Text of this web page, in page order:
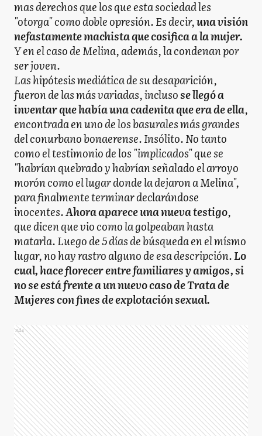
mas derechos que los que esta sociedad les
"otorga" como doble opresión. Es decir,una visión
nefastamente machista que cosifica a la mujer.
Y en el caso de Melina, además, la condenan por
ser joven.
Las hipótesis mediática de su desaparición,
fueron de las más variadas, inclusose llegó a
inventar que había una cadenita que era de ella,
encontrada en uno de los basurales más grandes
del conurbano bonaerense. Insólito. No tanto
como el testimonio de los "implicados" que se
"habrían quebrado y habrían señalado el arroyo
morón como el lugar donde la dejaron a Melina",
para finalmente terminar declarándose
inocentes.Ahora aparece una nueva testigo,
que dicen que vio como la golpeaban hasta
matarla. Luego de 5 días de búsqueda en el mísmo
lugar, no hay rastro alguno de esa descripción.Lo
cual, hace florecer entre familiares y amigos, si
no se está frente a un nuevo caso de Trata de
Mujeres con fines de explotación sexual.
Ads